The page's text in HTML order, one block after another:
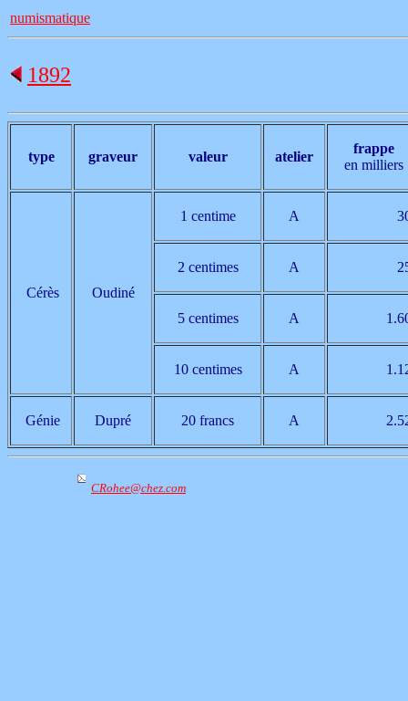
numismatique
1892
type graveur valeur atelier
frappe
en milliers
Cérès Oudiné
1 centime A
2 centimes A
5 centimes A
10 centimes A
Génie Dupré 20 francs A
CRohee@chez.com